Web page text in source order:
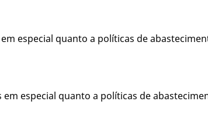
especial quanto a políticas de
especial quanto a políticas de